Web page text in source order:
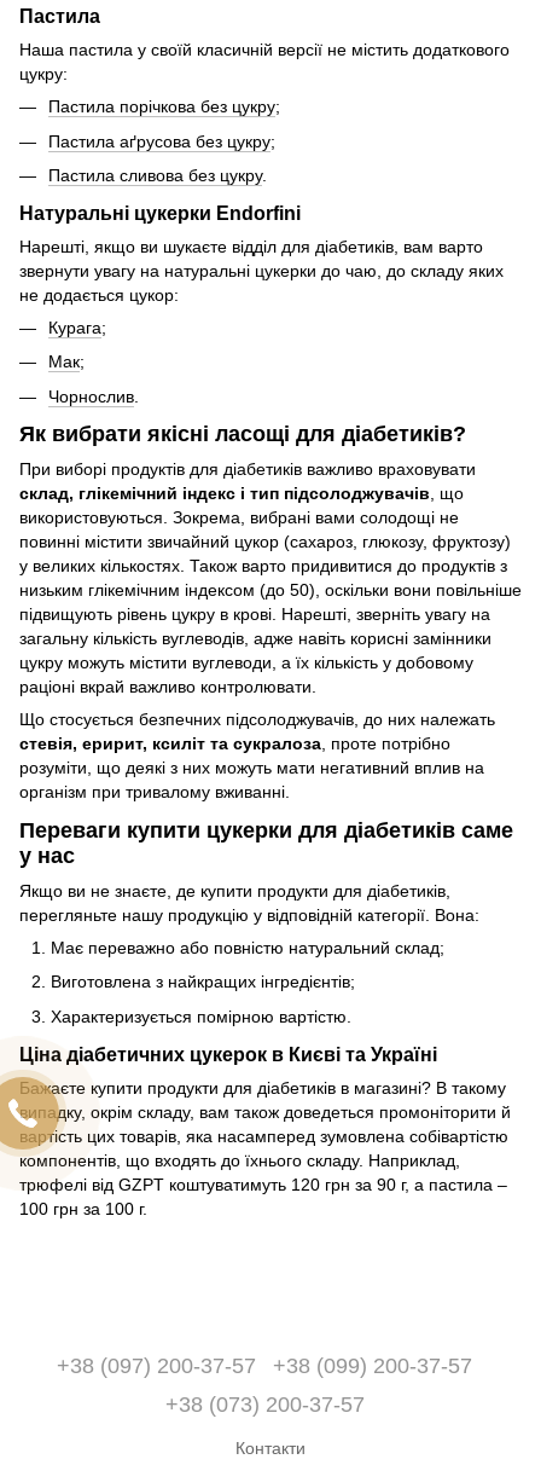
Пастила
Наша пастила у своїй класичній версії не містить додаткового
цукру:
Пастила порічкова без цукру;
Пастила аґрусова без цукру;
Пастила сливова без цукру.
Натуральні цукерки Endorfini
Нарешті, якщо ви шукаєте відділ для діабетиків, вам варто
звернути увагу на натуральні цукерки до чаю, до складу яких
не додається цукор:
Курага;
Мак;
Чорнослив
Як вибрати якісні ласощі для діабетиків?
При виборі продуктів для діабетиків важливо враховувати
склад, глікемічний індекс і тип підсолоджувачів, що
використовуються. Зокрема, вибрані вами солодощі не
повинні містити звичайний цукор (сахароз, глюкозу, фруктозу)
у великих кількостях. Також варто придивитися до продуктів з
низьким глікемічним індексом (до 50), оскільки вони повільніше
підвищують рівень цукру в крові. Нарешті, зверніть увагу на
загальну кількість вуглеводів, адже навіть корисні замінники
цукру можуть містити вуглеводи, а їх кількість у добовому
раціоні вкрай важливо контролювати.
Що стосується безпечних підсолоджувачів, до них належать
стевія, еририт, ксиліт та сукралоза, проте потрібно
розуміти, що деякі з них можуть мати негативний вплив на
організм при тривалому вживанні.
Переваги купити цукерки для діабетиків саме
у нас
Якщо ви не знаєте, де купити продукти для діабетиків,
перегляньте нашу продукцію у відповідній категорії. Вона:
Має переважно або повністю натуральний склад;
Виготовлена з найкращих інгредієнтів;
Характеризується помірною вартістю.
Ціна діабетичних цукерок в Києві та Україні
Бажаєте купити продукти для діабетиків в магазині? В такому
випадку, окрім складу, вам також доведеться промоніторити й
вартість цих товарів, яка насамперед зумовлена собівартістю
компонентів, що входять до їхнього складу. Наприклад,
трюфелі від GZPT коштуватимуть 120 грн за 90 г, а пастила –
100 грн за 100 г.
+38 (097) 200-37-57
+38 (099) 200-37-57
+38 (073) 200-37-57
Контакти